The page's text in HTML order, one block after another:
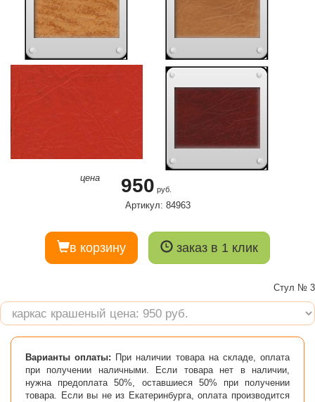
цена 950 руб.
Артикул: 84963
в корзину заказ в 1 клик
Стул № 3
Варианты оплаты: При наличии товара на складе, оплата
при получении наличными. Если товара нет в наличии,
нужна предоплата 50%, оставшиеся 50% при получении
товара. Если вы не из Екатеринбурга, оплата производится